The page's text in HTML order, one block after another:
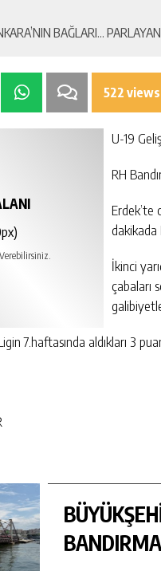
522 views
U-19
RH
Erdek’te
dakikada
İkinci
çabaları
7.haftasında aldıkları 3